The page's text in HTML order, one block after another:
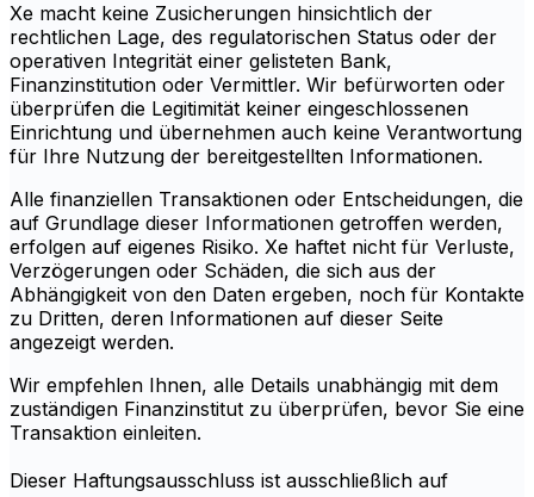
Xe macht keine Zusicherungen hinsichtlich der
rechtlichen Lage, des regulatorischen Status oder der
operativen Integrität einer gelisteten Bank,
Finanzinstitution oder Vermittler. Wir befürworten oder
überprüfen die Legitimität keiner eingeschlossenen
Einrichtung und übernehmen auch keine Verantwortung
für Ihre Nutzung der bereitgestellten Informationen.
Alle finanziellen Transaktionen oder Entscheidungen, die
auf Grundlage dieser Informationen getroffen werden,
erfolgen auf eigenes Risiko. Xe haftet nicht für Verluste,
Verzögerungen oder Schäden, die sich aus der
Abhängigkeit von den Daten ergeben, noch für Kontakte
zu Dritten, deren Informationen auf dieser Seite
angezeigt werden.
Wir empfehlen Ihnen, alle Details unabhängig mit dem
zuständigen Finanzinstitut zu überprüfen, bevor Sie eine
Transaktion einleiten.
Dieser Haftungsausschluss ist ausschließlich auf